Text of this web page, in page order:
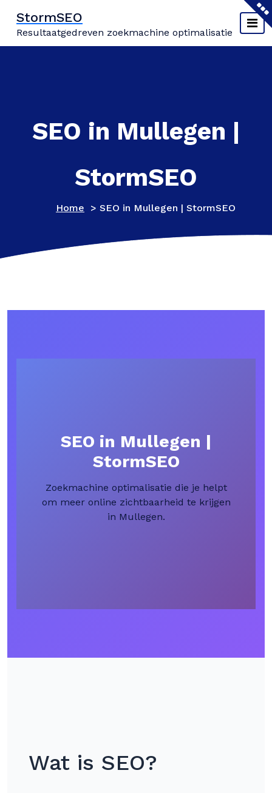
inhoud
springen
StormSEO
Resultaatgedreven zoekmachine optimalisatie
SEO in Mullegen |
StormSEO
Home > SEO in Mullegen | StormSEO
SEO in Mullegen |
StormSEO
Zoekmachine optimalisatie die je helpt
om meer online zichtbaarheid te krijgen
in Mullegen.
Wat is SEO?